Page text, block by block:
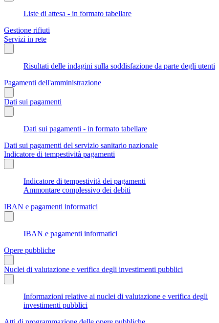
Liste di attesa - in formato tabellare
Gestione rifiuti
Servizi in rete
Risultati delle indagini sulla soddisfazione da parte degli utenti
Pagamenti dell'amministrazione
Dati sui pagamenti
Dati sui pagamenti - in formato tabellare
Dati sui pagamenti del servizio sanitario nazionale
Indicatore di tempestività pagamenti
Indicatore di tempestività dei pagamenti
Ammontare complessivo dei debiti
IBAN e pagamenti informatici
IBAN e pagamenti informatici
Opere pubbliche
Nuclei di valutazione e verifica degli investimenti pubblici
Informazioni relative ai nuclei di valutazione e verifica degli
investimenti pubblici